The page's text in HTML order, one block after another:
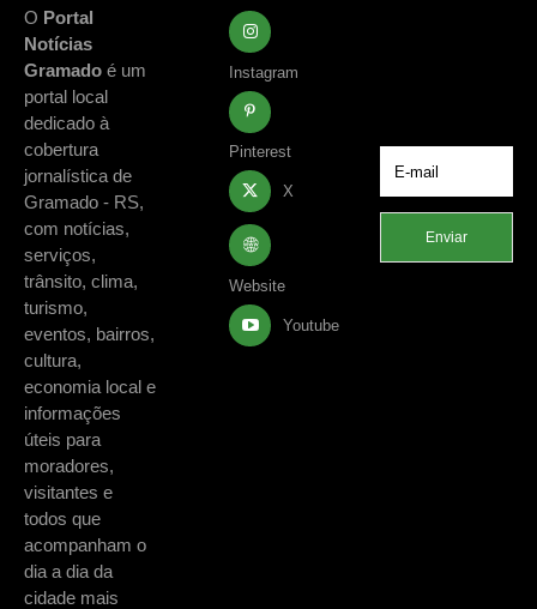
O Portal
Notícias
Gramado é um
portal local
dedicado à
cobertura
jornalística de
Gramado - RS,
com notícias,
serviços,
trânsito, clima,
turismo,
eventos, bairros,
cultura,
economia local e
informações
úteis para
moradores,
visitantes e
todos que
acompanham o
dia a dia da
cidade mais
Instagram
Pinterest
X
Website
Youtube
Enviar